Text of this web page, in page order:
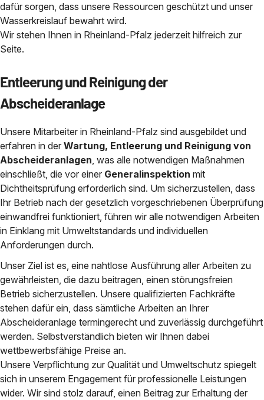
dafür sorgen, dass unsere Ressourcen geschützt und unser
Wasserkreislauf bewahrt wird.
Wir stehen Ihnen in Rheinland-Pfalz jederzeit hilfreich zur
Seite.
Entleerung und Reinigung der
Abscheideranlage
Unsere Mitarbeiter in Rheinland-Pfalz sind ausgebildet und
erfahren in der Wartung, Entleerung und Reinigung von
Abscheideranlagen, was alle notwendigen Maßnahmen
einschließt, die vor einer Generalinspektion mit
Dichtheitsprüfung erforderlich sind. Um sicherzustellen, dass
Ihr Betrieb nach der gesetzlich vorgeschriebenen Überprüfung
einwandfrei funktioniert, führen wir alle notwendigen Arbeiten
in Einklang mit Umweltstandards und individuellen
Anforderungen durch.
Unser Ziel ist es, eine nahtlose Ausführung aller Arbeiten zu
gewährleisten, die dazu beitragen, einen störungsfreien
Betrieb sicherzustellen. Unsere qualifizierten Fachkräfte
stehen dafür ein, dass sämtliche Arbeiten an Ihrer
Abscheideranlage termingerecht und zuverlässig durchgeführt
werden. Selbstverständlich bieten wir Ihnen dabei
wettbewerbsfähige Preise an.
Unsere Verpflichtung zur Qualität und Umweltschutz spiegelt
sich in unserem Engagement für professionelle Leistungen
wider. Wir sind stolz darauf, einen Beitrag zur Erhaltung der